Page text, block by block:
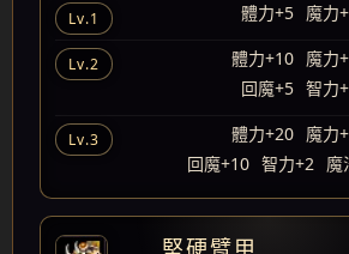
Lv.1 體力+5 魔力
Lv.2 體力+10 魔力
回魔+5 智力
Lv.3 體力+20 魔力
回魔+10 智力+2 魔
堅硬臂甲